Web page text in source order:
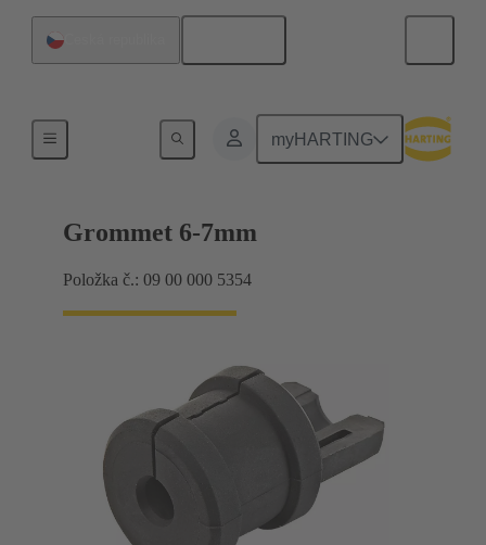
myHARTING
Grommet 6-7mm
Položka č.: 09 00 000 5354